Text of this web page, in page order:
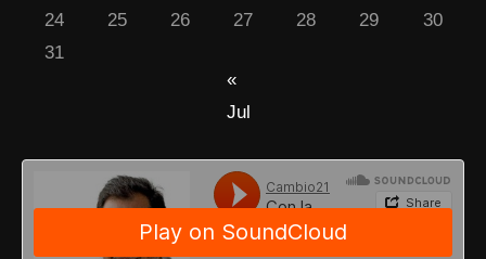
24
25 26 27 28 29
30
31
«
Jul